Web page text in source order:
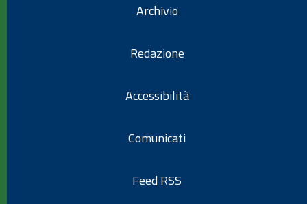
Archivio
Redazione
Accessibilità
Comunicati
Feed RSS